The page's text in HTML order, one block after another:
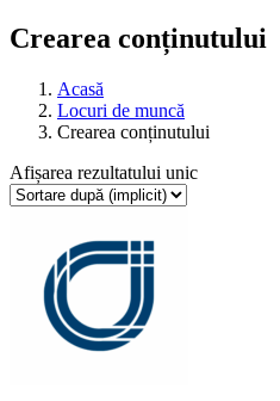
Crearea conținutului
Acasă
Locuri de muncă
Crearea conținutului
Afișarea rezultatului unic